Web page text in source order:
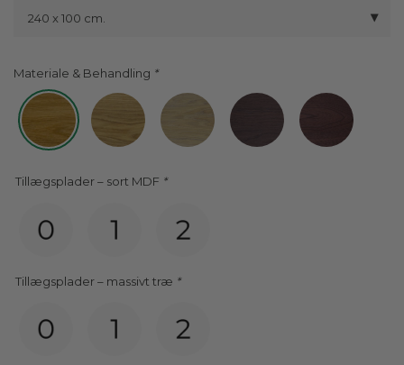
240 x 100 cm.
Materiale & Behandling
Tillægsplader – sort MDF *
Tillægsplader – massivt træ *